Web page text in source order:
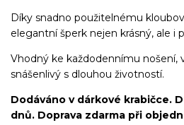
Díky snadno použitelnému
elegantní šperk nejen krásný, ale i
Vhodný ke každodennímu nošení,
snášenlivý s dlouhou životností.
Dodáváno v dárkové krabičce.
dnů. Doprava zdarma při